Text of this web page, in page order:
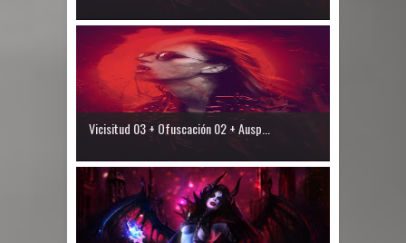
Vicisitud 03 + Ofuscación 02 + Ausp...